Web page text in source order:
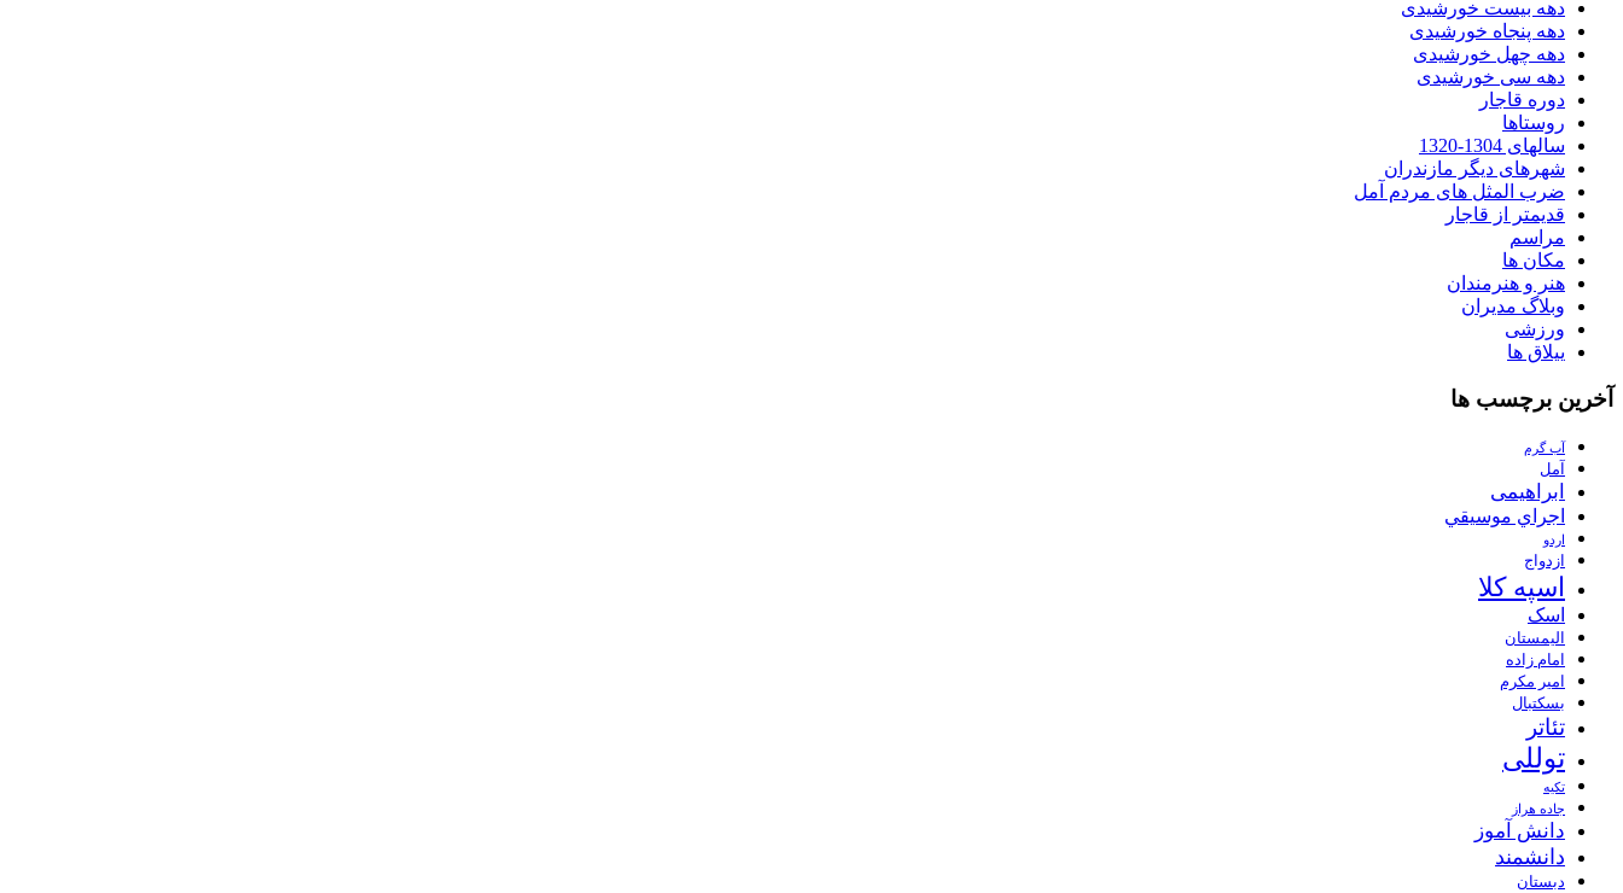
دهه بیست خورشیدی
دهه پنجاه خورشیدی
دهه چهل خورشیدی
دهه سی خورشیدی
دوره قاجار
روستاها
سالهای 1304-1320
شهرهای دیگر مازندران
ضرب المثل های مردم آمل
قدیمتر از قاجار
مراسم
مکان ها
هنر و هنرمندان
وبلاگ مدیران
ورزشی
ییلاق ها
آخرین برچسب ها
آب گرم
آمل
ابراهیمی
اجراي موسيقي
اردو
ازدواج
اسپه کلا
اسک
الیمستان
امام زاده
امیر مکرم
بسکتبال
تئاتر
توللی
تکیه
جاده هراز
دانش آموز
دانشمند
دبستان